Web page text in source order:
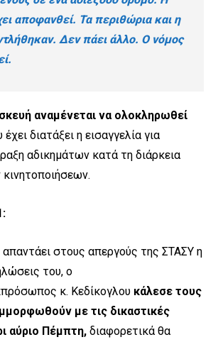
αποφανθεί. Τα περιθώρια και η
Δεν πάει άλλο. Ο νόμος
αναμένεται να ολοκληρωθεί
διατάξει η εισαγγελία για
αδικημάτων κατά τη διάρκεια
στους απεργούς της ΣΤΑΣΥ η
του, ο
κ. Κεδίκογλου κάλεσε τους
με τις δικαστικές
αύριο Πέμπτη, διαφορετικά θα